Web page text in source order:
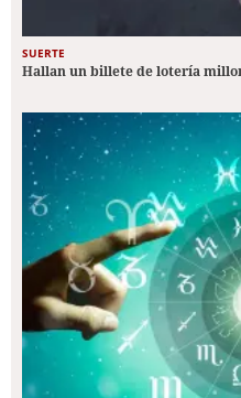
SUERTE
Hallan un billete de lotería